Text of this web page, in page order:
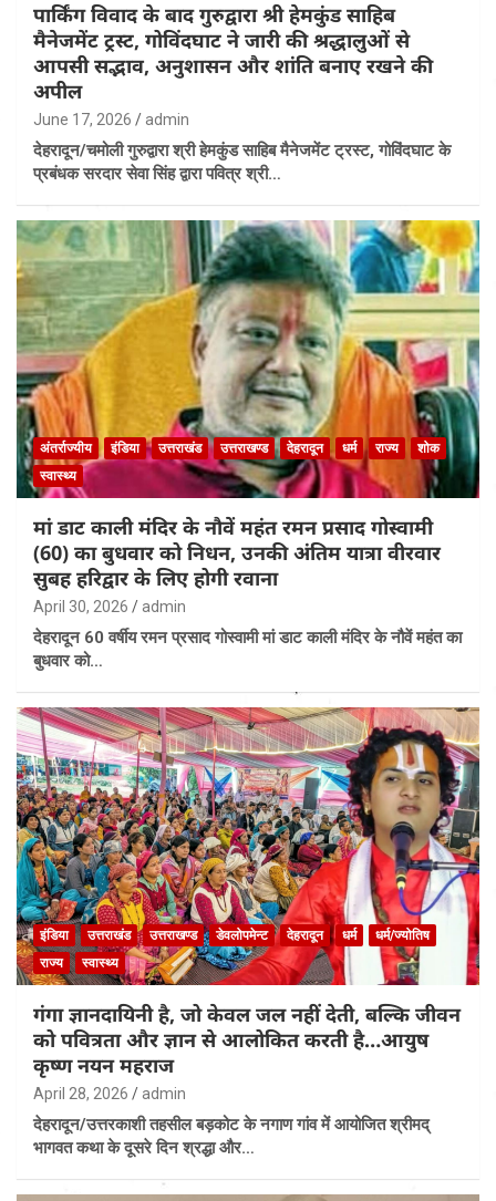
पार्किंग विवाद के बाद गुरुद्वारा श्री हेमकुंड साहिब
मैनेजमेंट ट्रस्ट, गोविंदघाट ने जारी की श्रद्धालुओं से
आपसी सद्भाव, अनुशासन और शांति बनाए रखने की
अपील
June 17, 2026 admin
देहरादून/चमोली गुरुद्वारा श्री हेमकुंड साहिब मैनेजमेंट ट्रस्ट, गोविंदघाट के
प्रबंधक सरदार सेवा सिंह द्वारा पवित्र श्री…
अंतर्राज्यीय इंडिया उत्तराखंड उत्तराखण्ड देहरादून धर्म राज्य
शोक
स्वास्थ्य
मां डाट काली मंदिर के नौवें महंत रमन प्रसाद गोस्वामी
(60) का बुधवार को निधन, उनकी अंतिम यात्रा वीरवार
सुबह हरिद्वार के लिए होगी रवाना
April 30, 2026 admin
देहरादून 60 वर्षीय रमन प्रसाद गोस्वामी मां डाट काली मंदिर के नौवें महंत का
बुधवार को…
इंडिया उत्तराखंड उत्तराखण्ड डेवलोपमेन्ट देहरादून धर्म
धर्म/ज्योतिष
राज्य
स्वास्थ्य
गंगा ज्ञानदायिनी है, जो केवल जल नहीं देती, बल्कि जीवन
को पवित्रता और ज्ञान से आलोकित करती है…आयुष
कृष्ण नयन महराज
April 28, 2026 admin
देहरादून/उत्तरकाशी तहसील बड़कोट के नगाण गांव में आयोजित श्रीमद्
भागवत कथा के दूसरे दिन श्रद्धा और…